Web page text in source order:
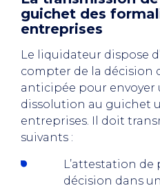
guichet des
entreprises
Le liquidateur dispose
compter de la décision
anticipée pour envoyer
dissolution au guichet
entreprises. Il doit
suivants :
L’attestation de
décision dans